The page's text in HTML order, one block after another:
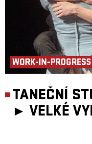
WORK-IN-PROGRESS
TANEČNÍ
► VELKÉ